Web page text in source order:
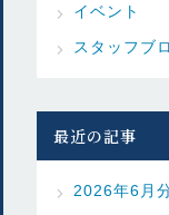
イベント
スタッフブ
最近の記事
2026年6月